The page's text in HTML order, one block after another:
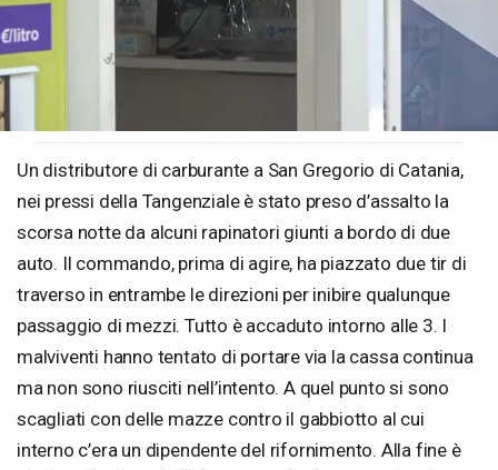
Un distributore di carburante a San Gregorio di Catania,
nei pressi della Tangenziale è stato preso d’assalto la
scorsa notte da alcuni rapinatori giunti a bordo di due
auto. Il commando, prima di agire, ha piazzato due tir di
traverso in entrambe le direzioni per inibire qualunque
passaggio di mezzi. Tutto è accaduto intorno alle 3. I
malviventi hanno tentato di portare via la cassa continua
ma non sono riusciti nell’intento. A quel punto si sono
scagliati con delle mazze contro il gabbiotto al cui
interno c’era un dipendente del rifornimento. Alla fine è